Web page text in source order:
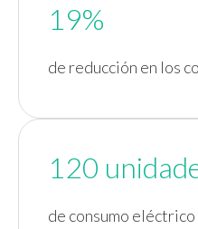
19%
de reducción en los
120
de consumo